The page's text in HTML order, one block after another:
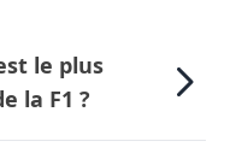
le plus
la F1 ?